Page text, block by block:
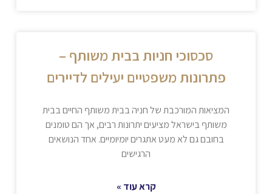
סכסוכי חניות בבית משותף –
פתרונות משפטיים יעילים לדיירים
המציאות המורכבת של חניה בבית משותף החיים בבית
משותף בישראל מציעים יתרונות רבים, אך הם טומנים
בחובם גם לא מעט אתגרים יומיומיים. אחד הנושאים
הרגישים
קרא עוד »